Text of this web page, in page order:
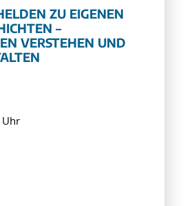
ZU EIGENEN
–
VERSTEHEN UND